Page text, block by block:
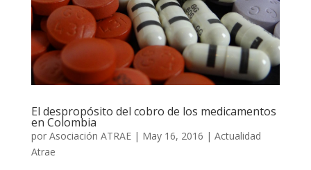
El despropósito del cobro de los medicamentos
en Colombia
por Asociación ATRAE| May 16, 2016 | Actualidad
Atrae